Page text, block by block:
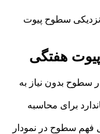
نزدیکی سطوح پیوت
پیوت هفتگی
سطوح بدون نیاز به
برای محاسبه
فهم سطوح در نمودار